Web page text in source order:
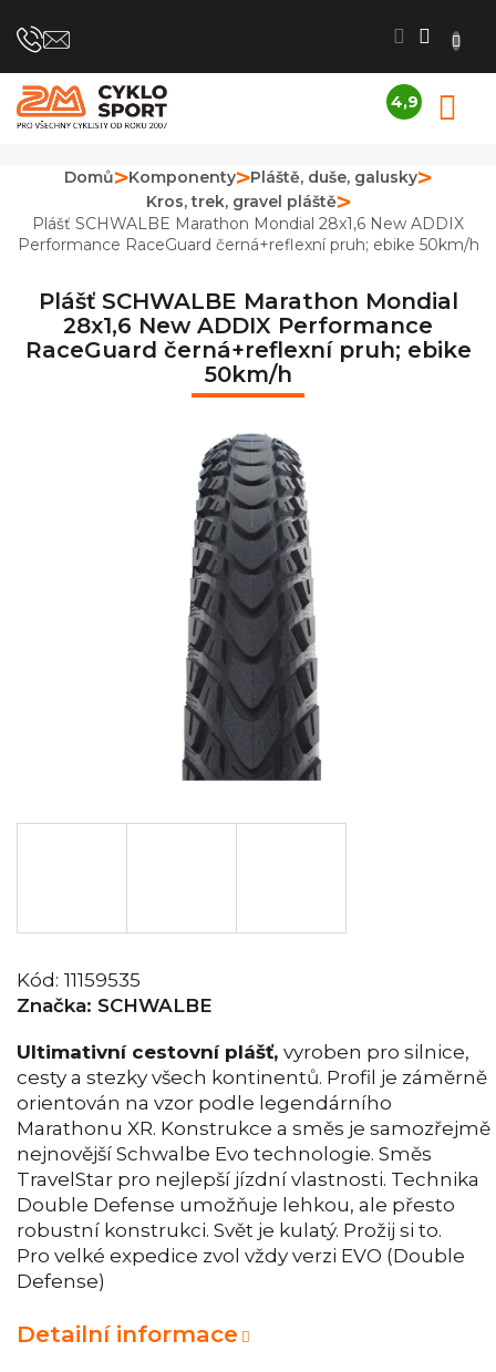
na
4,9
obchodu
je
z
5
hvězdiček.
Domů Komponenty
Pláště, duše, galusky
Kros, trek, gravel pláště
Plášť SCHWALBE Marathon Mondial 28x1,6 New ADDIX
Performance RaceGuard černá+reflexní pruh; ebike 50km/h
Plášť SCHWALBE Marathon Mondial
28x1,6 New ADDIX Performance
RaceGuard černá+reflexní pruh; ebike
50km/h
Kód: 11159535
Značka: SCHWALBE
Ultimativní cestovní plášť, vyroben pro silnice,
cesty a stezky všech kontinentů. Profil je záměrně
orientován na vzor podle legendárního
Marathonu XR. Konstrukce a směs je samozřejmě
nejnovější Schwalbe Evo technologie. Směs
TravelStar pro nejlepší jízdní vlastnosti. Technika
Double Defense umožňuje lehkou, ale přesto
robustní konstrukci. Svět je kulatý. Prožij si to.
Pro velké expedice zvol vždy verzi EVO (Double
Defense)
Detailní informace